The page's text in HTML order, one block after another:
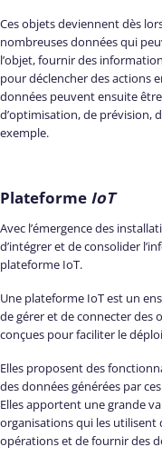
Ces objets deviennent dès
nombreuses données qui
l’objet, fournir des
pour déclencher des actions
données peuvent ensuite
d’optimisation, de prévision,
exemple.
Plateforme IoT
Avec l’émergence des
d’intégrer et de consolider
plateforme IoT.
Une plateforme IoT est un
de gérer et de connecter des
conçues pour faciliter le
Elles proposent des
des données générées par
Elles apportent une grande
organisations qui les utilisent
opérations et de fournir des